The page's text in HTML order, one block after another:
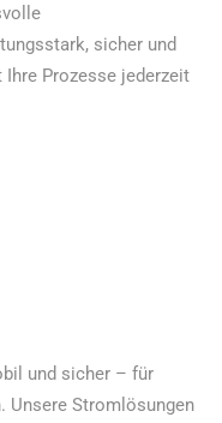
sicher und
Prozesse jederzeit
und sicher – für
Unsere Stromlösungen